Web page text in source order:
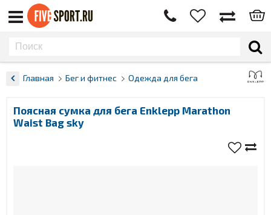
Главная Бег и фитнес Одежда для бега
Поясная сумка для бега Enklepp Marathon
Waist Bag sky